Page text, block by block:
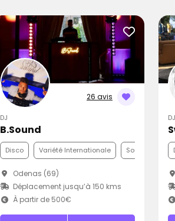
26 avis
DJ
B.Sound
Disco Variété Internationale Soul
Odenas (69)
Déplacement jusqu’à 150 kms
À partir de 500€
DJ